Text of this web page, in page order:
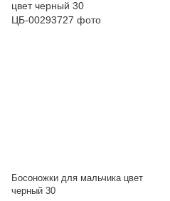
Босоножки для мальчика цвет
черный 30